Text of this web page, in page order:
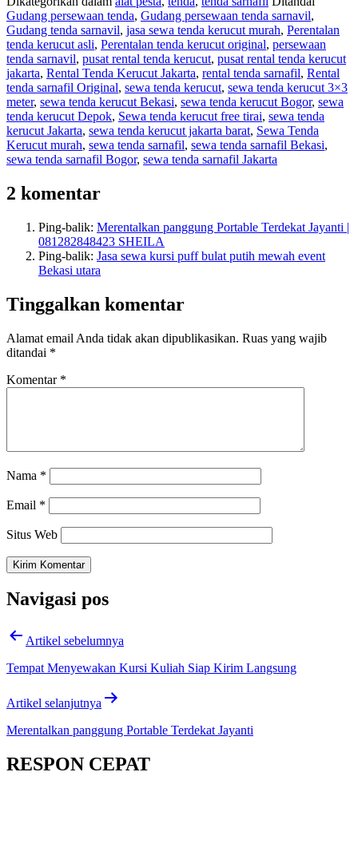
Gudang persewaan tenda, Gudang persewaan tenda sarnavil,
Gudang tenda sarnavil, jasa sewa tenda kerucut murah, Perentalan
tenda kerucut asli, Perentalan tenda kerucut original, persewaan
tenda sarnavil, pusat rental tenda kerucut, pusat rental tenda kerucut
jakarta, Rental Tenda Kerucut Jakarta, rental tenda sarnafil, Rental
tenda sarnafil Original, sewa tenda kerucut, sewa tenda kerucut 3×3
meter, sewa tenda kerucut Bekasi, sewa tenda kerucut Bogor, sewa
tenda kerucut Depok, Sewa tenda kerucut free tirai, sewa tenda
kerucut Jakarta, sewa tenda kerucut jakarta barat, Sewa Tenda
Kerucut murah, sewa tenda sarnafil, sewa tenda sarnafil Bekasi,
sewa tenda sarnafil Bogor, sewa tenda sarnafil Jakarta
2 komentar
Ping-balik: Merentalkan panggung Portable Terdekat Jayanti |
081282848423 SHEILA
Ping-balik: Jasa sewa kursi puff bulat putih mewah event
Bekasi utara
Tinggalkan komentar
Alamat email Anda tidak akan dipublikasikan. Ruas yang wajib
ditandai *
Komentar *
Nama *
Email *
Situs Web
Navigasi pos
Artikel sebelumnya
Tempat Menyewakan Kursi Kuliah Siap Kirim Langsung
Artikel selanjutnya
Merentalkan panggung Portable Terdekat Jayanti
RESPON CEPAT